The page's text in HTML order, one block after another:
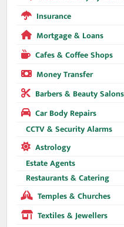
Insurance
Mortgage & Loans
Cafes & Coffee Shops
Money Transfer
Barbers & Beauty Salons
Car Body Repairs
CCTV & Security Alarms
Astrology
Estate Agents
Restaurants & Catering
Temples & Churches
Textiles & Jewellers